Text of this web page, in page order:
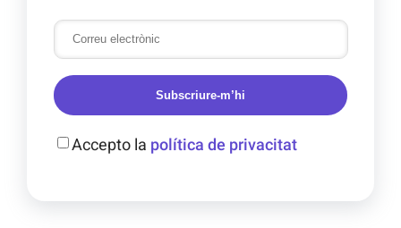
Subscriure-m’hi
Accepto la política de privacitat